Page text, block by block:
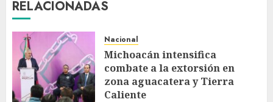
RELACIONADAS
Nacional
Michoacán intensifica
combate a la extorsión en
zona aguacatera y Tierra
Caliente